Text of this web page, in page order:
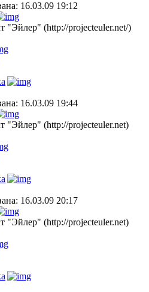
16.03.09 19:12
"Эйлер" (http://projecteuler.net/)
16.03.09 19:44
"Эйлер" (http://projecteuler.net)
16.03.09 20:17
"Эйлер" (http://projecteuler.net)